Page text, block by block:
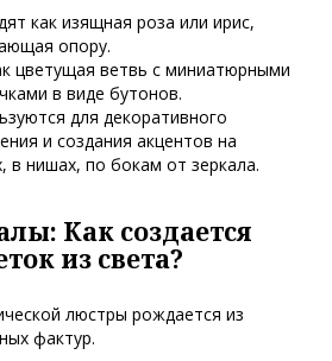
как изящная роза или ирис,
опору.
цветущая ветвь с миниатюрными
в виде бутонов.
для декоративного
и создания акцентов на
в нишах, по бокам от зеркала.
Как создается
из света?
люстры рождается из
фактур.